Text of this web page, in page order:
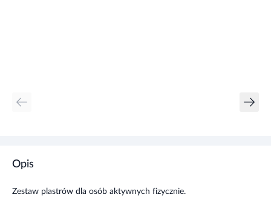
Opis
Zestaw plastrów dla osób aktywnych fizycznie.